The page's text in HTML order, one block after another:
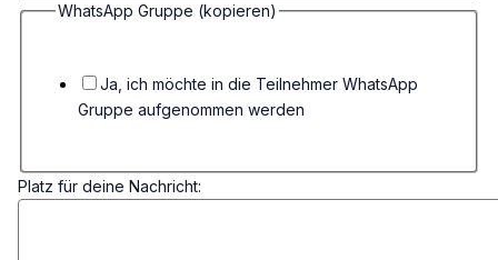
WhatsApp Gruppe (kopieren)
Ja, ich möchte in die Teilnehmer WhatsApp
Gruppe aufgenommen werden
Platz für deine Nachricht: